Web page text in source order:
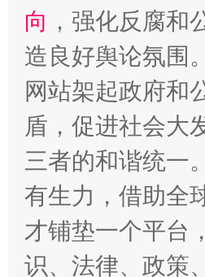
向 ，强化反腐
造良好舆论氛围
网站架起政府和
盾，促进社会大
三者的和谐统一
有生力，借助全
才铺垫一个平台
识、法律、政策